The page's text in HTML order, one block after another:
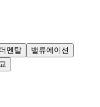
멘탈
밸류에이션